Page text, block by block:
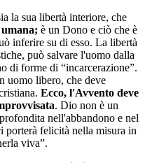
la sua libertà interiore, che
è un Dono e ciò che è
inferire su di esso. La libertà
può salvare l'uomo dalla
di forme di “incarcerazione”.
uomo libero, che deve
Ecco, l'Avvento deve
. Dio non è un
nell'abbandono e nel
porterà felicità nella misura in
viva”.